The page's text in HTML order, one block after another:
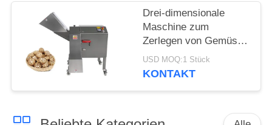
Drei-dimensionale
Maschine zum
Zerlegen von Gemüse
und Pilzen 1000 kg/h
mit großer
USD MOQ:1 Stück
KONTAKT